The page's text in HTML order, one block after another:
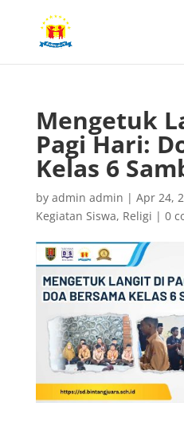
Mengetuk
Pagi Hari:
Kelas 6
by admin admin | Apr 24,
Kegiatan Siswa, Religi | 0